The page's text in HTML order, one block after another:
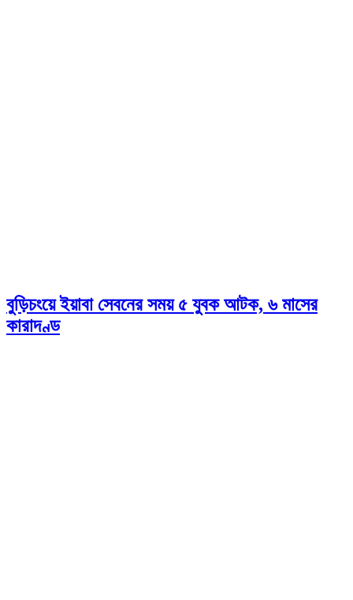
বুড়িচংয়ে ইয়াবা সেবনের সময় ৫ যুবক আটক, ৬ মাসের
কারাদণ্ড